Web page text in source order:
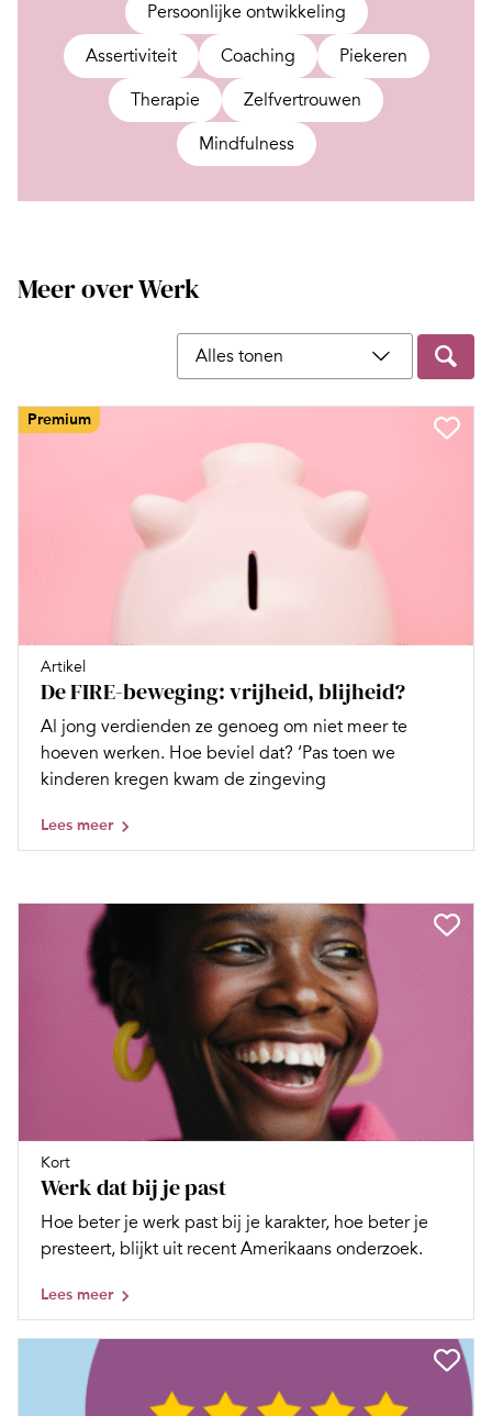
Persoonlijke ontwikkeling
Assertiviteit
Coaching
Piekeren
Therapie
Zelfvertrouwen
Mindfulness
Meer over Werk
Filter op content type
Premium
Artikel
De FIRE-beweging: vrijheid, blijheid?
Al jong verdienden ze genoeg om niet meer te
hoeven werken. Hoe beviel dat? ‘Pas toen we
kinderen kregen kwam de zingeving
Lees meer
Kort
Werk dat bij je past
Hoe beter je werk past bij je karakter, hoe beter je
presteert, blijkt uit recent Amerikaans onderzoek.
Lees meer